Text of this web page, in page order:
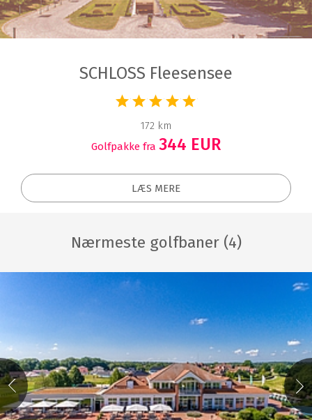
SCHLOSS Fleesensee
172 km
Golfpakke fra 344 EUR
LÆS MERE
Nærmeste golfbaner (4)